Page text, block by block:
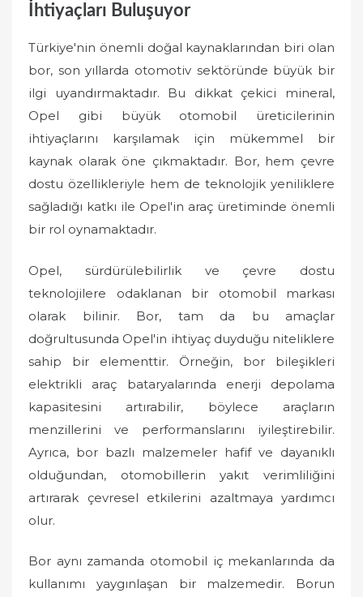
İhtiyaçları Buluşuyor
Türkiye'nin önemli doğal kaynaklarından biri olan
bor, son yıllarda otomotiv sektöründe büyük bir
ilgi uyandırmaktadır. Bu dikkat çekici mineral,
Opel gibi büyük otomobil üreticilerinin
ihtiyaçlarını karşılamak için mükemmel bir
kaynak olarak öne çıkmaktadır. Bor, hem çevre
dostu özellikleriyle hem de teknolojik yeniliklere
sağladığı katkı ile Opel'in araç üretiminde önemli
bir rol oynamaktadır.
Opel, sürdürülebilirlik ve çevre dostu
teknolojilere odaklanan bir otomobil markası
olarak bilinir. Bor, tam da bu amaçlar
doğrultusunda Opel'in ihtiyaç duyduğu niteliklere
sahip bir elementtir. Örneğin, bor bileşikleri
elektrikli araç bataryalarında enerji depolama
kapasitesini artırabilir, böylece araçların
menzillerini ve performanslarını iyileştirebilir.
Ayrıca, bor bazlı malzemeler hafif ve dayanıklı
olduğundan, otomobillerin yakıt verimliliğini
artırarak çevresel etkilerini azaltmaya yardımcı
olur.
Bor aynı zamanda otomobil iç mekanlarında da
kullanımı yaygınlaşan bir malzemedir. Borun